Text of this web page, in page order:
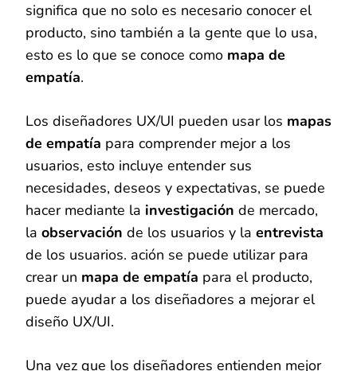
significa que no solo es necesario conocer el
producto, sino también a la gente que lo usa,
esto es lo que se conoce como mapa de
empatía.
Los diseñadores UX/UI pueden usar los mapas
de empatía para comprender mejor a los
usuarios, esto incluye entender sus
necesidades, deseos y expectativas, se puede
hacer mediante la investigación de mercado,
la observación de los usuarios y la entrevista
de los usuarios. ación se puede utilizar para
crear un mapa de empatía para el producto,
puede ayudar a los diseñadores a mejorar el
diseño UX/UI.
Una vez que los diseñadores entienden mejor